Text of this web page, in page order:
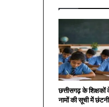
छत्तीसगढ़ के
नामों की सूची में